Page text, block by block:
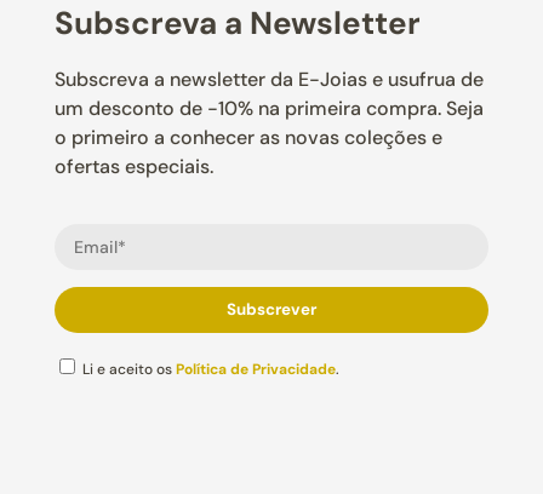
Subscreva a Newsletter
Subscreva a newsletter da E-Joias e usufrua de
um desconto de -10% na primeira compra. Seja
o primeiro a conhecer as novas coleções e
ofertas especiais.
Li e aceito osPolítica de Privacidade.